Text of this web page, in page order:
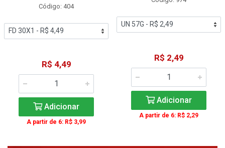
Código: 404
R$ 4,49
Adicionar
A partir de 6: R$ 3,99
R$ 2,49
Adicionar
A partir de 6: R$ 2,29